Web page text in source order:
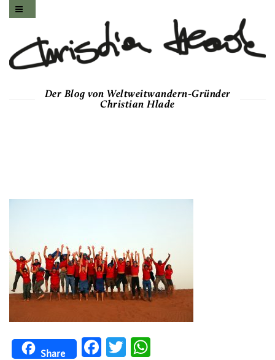
Der Blog von Weltweitwandern-Gründer
Christian Hlade
Share
FacebookTwitter